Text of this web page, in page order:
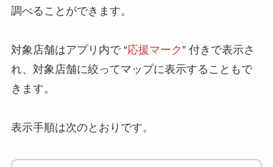
調べることができます。
対象店舗はアプリ内で “応援マーク” 付きで表示さ
れ、対象店舗に絞ってマップに表示することもで
きます。
表示手順は次のとおりです。